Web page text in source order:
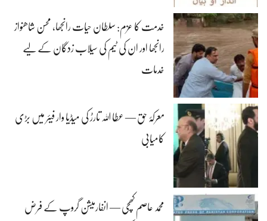
خدمت کا عزم: سلطان حیات رانجھا، محسن شاھنواز
رانجھا اور ان کی ٹیم کی سیلاب زدگان کے لیے
خدمات
معرکۂ حق — عطا اللہ تارڑ کی میڈیا وار فیئر میں بڑی
کامیابی
محمد عاصم کھچی — انفارمیشن گروپ کے فرض